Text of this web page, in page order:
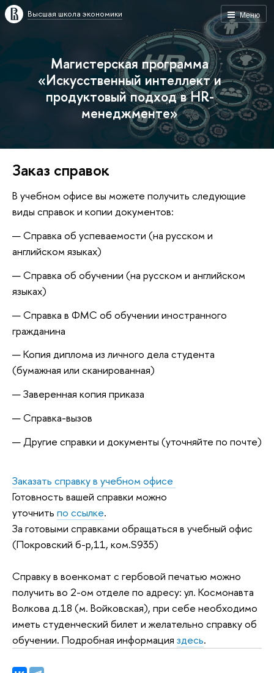
Меню
Высшая школа экономики
Магистерская программа
«Искусственный интеллект и
продуктовый подход в HR-
менеджменте»
Заказ справок
В учебном офисе вы можете получить следующие
виды справок и копии документов:
Справка об успеваемости (на русском и
английском языках)
Справка об обучении (на русском и английском
языках)
Справка в ФМС об обучении иностранного
гражданина
Копия диплома из личного дела студента
(бумажная или сканированная)
Заверенная копия приказа
Справка-вызов
Другие справки и документы (уточняйте по почте)
Заказать справку в учебном офисе
Готовность вашей справки можно
уточнить по ссылке.
За готовыми справками обращаться в учебный офис
(Покровский б-р,11, ком.S935)
Справку в военкомат с гербовой печатью можно
получить во 2-ом отделе по адресу: ул. Космонавта
Волкова д.18 (м. Войковская), при себе необходимо
иметь студенческий билет и желательно справку об
обучении. Подробная информация здесь.